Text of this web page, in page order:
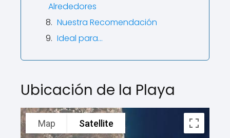
Alrededores
Nuestra Recomendación
Ideal para...
Ubicación de la Playa
Map Satellite